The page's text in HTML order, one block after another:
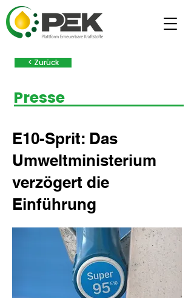
< Zurück
Presse
E10-Sprit: Das
Umweltministerium
verzögert die
Einführung